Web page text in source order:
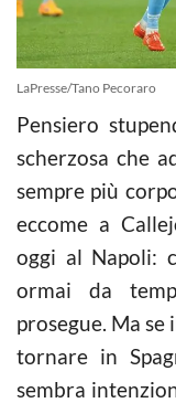
LaPresse/Tano Pecoraro
Pensiero
scherzosa che
sempre più
eccome a
oggi al Napoli:
ormai da
prosegue. Ma
tornare in
sembra